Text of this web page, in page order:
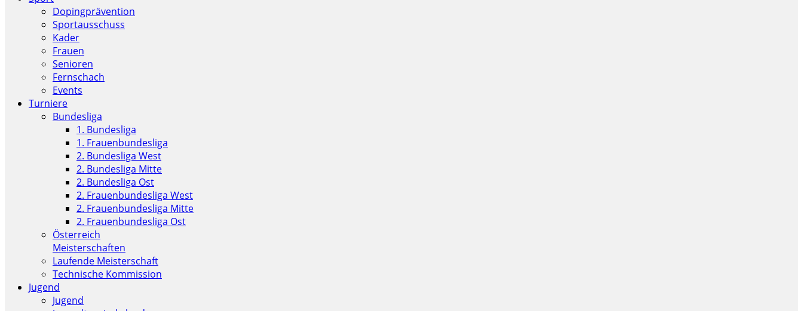
Dopingprävention
Sportausschuss
Kader
Frauen
Senioren
Fernschach
Events
Turniere
Bundesliga
1. Bundesliga
1. Frauenbundesliga
2. Bundesliga West
2. Bundesliga Mitte
2. Bundesliga Ost
2. Frauenbundesliga West
2. Frauenbundesliga Mitte
2. Frauenbundesliga Ost
Österreich
Meisterschaften
Laufende Meisterschaft
Technische Kommission
Jugend
Jugend